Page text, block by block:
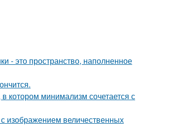
- это пространство, наполненное
котором минимализм сочетается с
изображением величественных